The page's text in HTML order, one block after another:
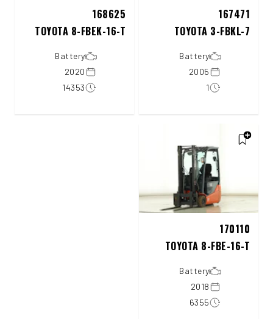
167471
TOYOTA 3-FBKL-7
Battery
2005
1
168625
TOYOTA 8-FBEK-16-T
Battery
2020
14353
170110
TOYOTA 8-FBE-16-T
Battery
2018
6355